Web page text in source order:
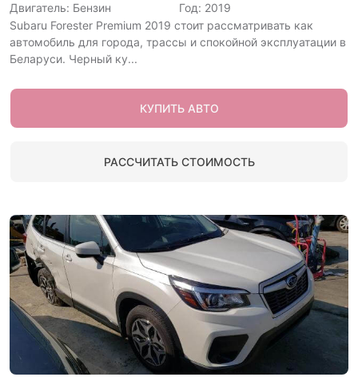
Двигатель: Бензин
Год: 2019
Subaru Forester Premium 2019 стоит рассматривать как
автомобиль для города, трассы и спокойной эксплуатации в
Беларуси. Черный ку...
КУПИТЬ АВТО
РАССЧИТАТЬ СТОИМОСТЬ